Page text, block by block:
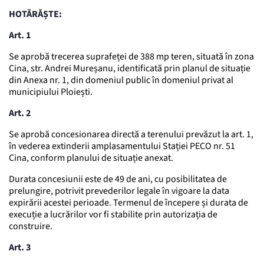
HOTĂRĂȘTE:
Art. 1
Se aprobă trecerea suprafeței de 388 mp teren, situată în zona
Cina, str. Andrei Mureșanu, identificată prin planul de situație
din Anexa nr. 1, din domeniul public în domeniul privat al
municipiului Ploiești.
Art. 2
Se aprobă concesionarea directă a terenului prevăzut la art. 1,
în vederea extinderii amplasamentului Stației PECO nr. 51
Cina, conform planului de situație anexat.
Durata concesiunii este de 49 de ani, cu posibilitatea de
prelungire, potrivit prevederilor legale în vigoare la data
expirării acestei perioade. Termenul de începere și durata de
execuție a lucrărilor vor fi stabilite prin autorizația de
construire.
Art. 3